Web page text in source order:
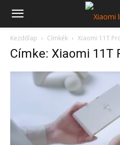
Kezdőlap Címkék Xiaomi 11T
Címke: Xiaomi 11T